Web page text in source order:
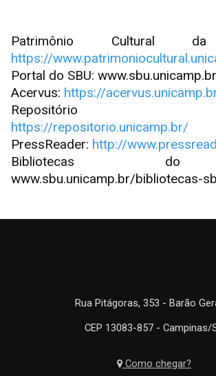
Patrimônio Cultural da
https://
Portal do SBU: www.sbu.unicamp.br
Acervus: https://
Repositório
https://repositorio.unicamp.br/
PressReader: http://
Bibliotecas
www.sbu.unicamp.br/bibliotecas-
Rua Pitágoras, 353 - Barão
CEP 13083-857 - Campinas/
Como chegar?